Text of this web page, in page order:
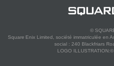
©
Square Enix Limited, société immatriculée en
social : 240 Blackfriars
LOGO